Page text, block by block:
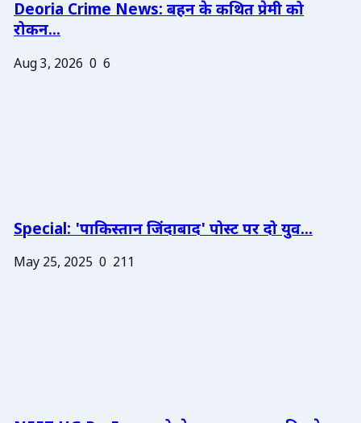
Deoria Crime News: बहन के कथित प्रेमी को
रोकन...
Aug 3, 2026 0 6
Special: 'पाकिस्तान जिंदाबाद' पोस्ट पर दो युव...
May 25, 2025 0 211